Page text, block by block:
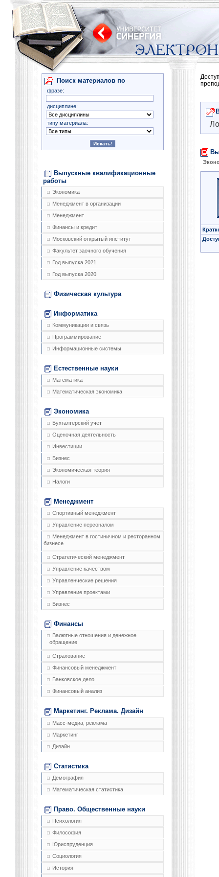
Поиск материалов по
фразе:
дисциплине:
типу материала:
Выпускные квалификационные
работы
Экономика
Менеджмент в организации
Менеджмент
Финансы и кредит
Московский открытый институт
Факультет заочного обучения
Год выпуска 2021
Год выпуска 2020
Физическая культура
Информатика
Коммуникации и связь
Программирование
Информационные системы
Естественные науки
Математика
Математическая экономика
Экономика
Бухгалтерский учет
Оценочная деятельность
Инвестиции
Бизнес
Экономическая теория
Налоги
Менеджмент
Спортивный менеджмент
Управление персоналом
Менеджмент в гостиничном и ресторанном
бизнесе
Стратегический менеджмент
Управление качеством
Управленческие решения
Управление проектами
Бизнес
Финансы
Валютные отношения и денежное
обращение
Страхование
Финансовый менеджмент
Банковское дело
Финансовый анализ
Маркетинг. Реклама. Дизайн
Масс-медиа, реклама
Маркетинг
Дизайн
Статистика
Демография
Математическая статистика
Право. Общественные науки
Психология
Философия
Юриспруденция
Социология
История